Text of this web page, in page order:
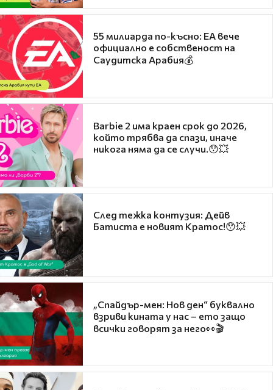
55 милиарда по-късно: EA вече
официално е собственост на
Саудитска Арабия💰
Barbie 2 има краен срок до 2026,
който трябва да спази, иначе
никога няма да се случи.😯💥
След тежка контузия: Дейв
Батиста е новият Кратос!😯💥
„Спайдър-мен: Нов ден“ буквално
взриви кината у нас – ето защо
всички говорят за него👀🎬